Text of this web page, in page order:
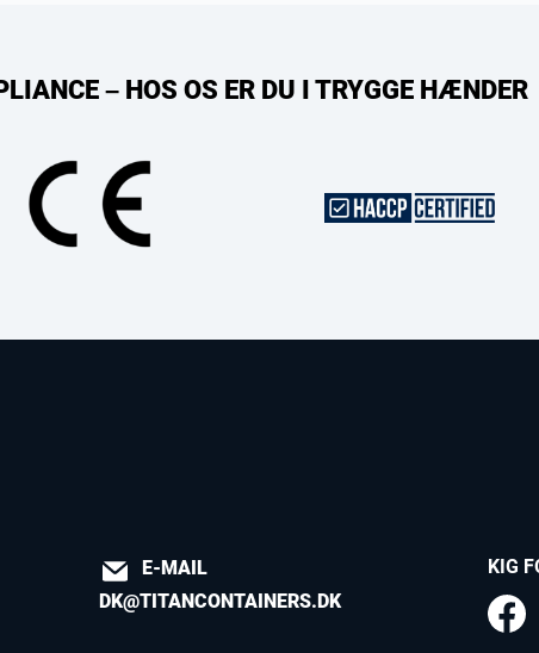
– HOS OS ER DU I TRYGGE HÆNDER
E-MAIL
DK@TITANCONTAINERS.DK
KIG